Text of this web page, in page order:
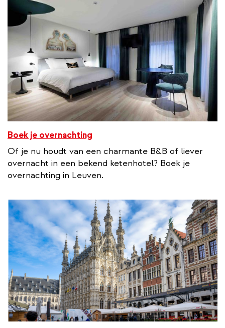
Boek je overnachting
Of je nu houdt van een charmante B&B of liever
overnacht in een bekend ketenhotel? Boek je
overnachting in Leuven.